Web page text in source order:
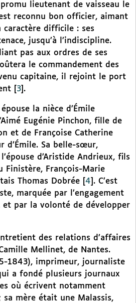
lieutenant de vaisseau le
reconnu bon officier, aimant
caractère difficile : ses
jusqu’à l’indiscipline.
pas aux ordres de ses
le commandement des
capitaine, il rejoint le port
3 .
la nièce d’Émile
Eugénie Pinchon, fille de
et de Françoise Catherine
d’Émile. Sa belle-sœur,
d’Aristide Andrieux, fils
Finistère, François-Marie
Thomas Dobrée
4 . C’est
marquée par l’engagement
et par la volonté de développer
des relations d’affaires
Mellinet, de Nantes.
1843), imprimeur, journaliste
a fondé plusieurs journaux
où écrivent notamment
sa mère était une Malassis,